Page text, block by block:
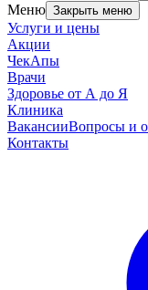
Меню Закрыть меню
Услуги и цены
Акции
ЧекАпы
Врачи
Здоровье от А до Я
Клиника
ВакансииВопросы и
Контакты